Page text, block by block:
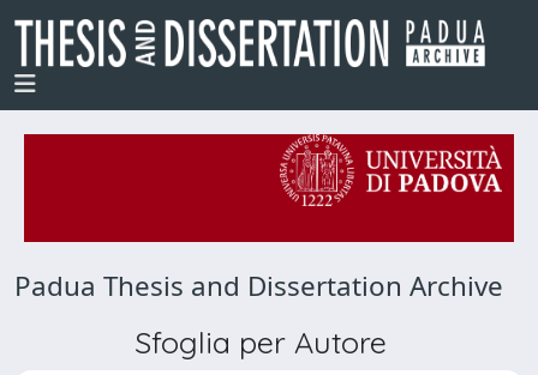
Padua Thesis and Dissertation Archive
Sfoglia per Autore